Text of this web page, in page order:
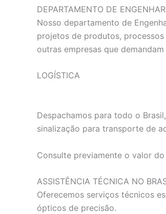
DEPARTAMENTO DE
Nosso departamento de
projetos de produtos,
outras empresas que
LOGÍSTICA
Despachamos para todo o
sinalização para transporte de
Consulte previamente o valor
ASSISTÊNCIA TÉCNICA NO
Oferecemos serviços técnicos
ópticos de precisão.